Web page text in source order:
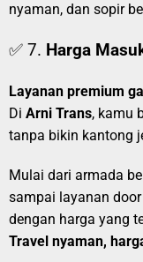
nyaman, dan sopir
✅ 7. Harga
Layanan premium
Di Arni Trans, kamu
tanpa bikin kantong
Mulai dari armada
sampai layanan
dengan harga yang
Travel nyaman,